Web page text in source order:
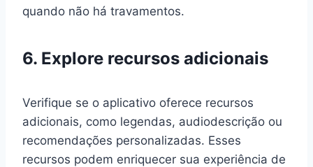
quando não há travamentos.
6. Explore recursos adicionais
Verifique se o aplicativo oferece recursos
adicionais, como legendas, audiodescrição ou
recomendações personalizadas. Esses
recursos podem enriquecer sua experiência de